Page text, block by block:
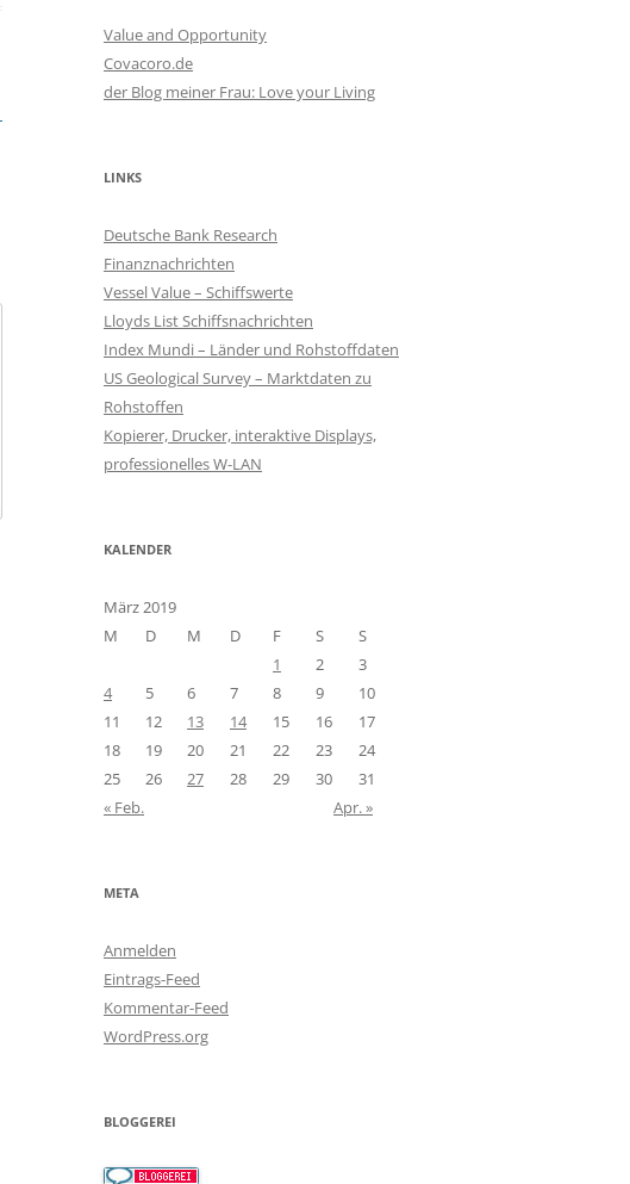
Value and Opportunity
Covacoro.de
der Blog meiner Frau: Love your Living
LINKS
Deutsche Bank Research
Finanznachrichten
Vessel Value – Schiffswerte
Lloyds List Schiffsnachrichten
Index Mundi – Länder und Rohstoffdaten
US Geological Survey – Marktdaten zu
Rohstoffen
Kopierer, Drucker, interaktive Displays,
professionelles W-LAN
KALENDER
März 2019
M
D M D F S
S
1
2
3
4
5 6 7 8 9
10
11
12 13 14 15 16
17
18
19 20 21 22 23
24
25
26 27 28 29 30
31
« Feb.
Apr. »
META
Anmelden
Eintrags-Feed
Kommentar-Feed
WordPress.org
BLOGGEREI